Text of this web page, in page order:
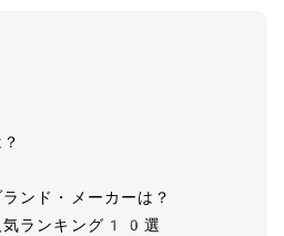
ンド・メーカーは？
気ランキング10選